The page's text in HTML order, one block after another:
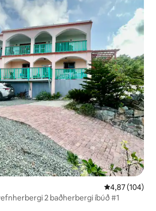
4,87 af 5 í
4,87 (104)
2 baðherbergi íbúð #1